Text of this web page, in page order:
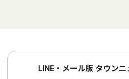
LINE・メール版 タウン